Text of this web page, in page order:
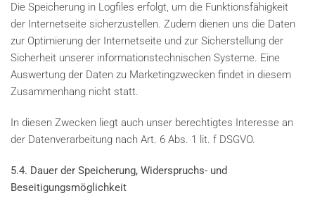
Die Speicherung in Logfiles erfolgt, um die Funktionsfähigkeit
der Internetseite sicherzustellen. Zudem dienen uns die Daten
zur Optimierung der Internetseite und zur Sicherstellung der
Sicherheit unserer informationstechnischen Systeme. Eine
Auswertung der Daten zu Marketingzwecken findet in diesem
Zusammenhang nicht statt.
In diesen Zwecken liegt auch unser berechtigtes Interesse an
der Datenverarbeitung nach Art. 6 Abs. 1 lit. f DSGVO.
5.4. Dauer der Speicherung, Widerspruchs- und
Beseitigungsmöglichkeit